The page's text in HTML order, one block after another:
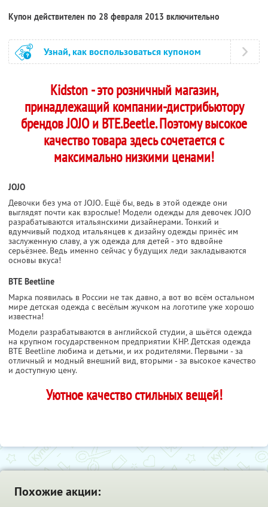
Купон действителен по 28 февраля 2013 включительно
Узнай, как воспользоваться купоном
Kidston - это розничный магазин,
принадлежащий компании-дистрибьютору
брендов JOJO и BTE.Beetle. Поэтому высокое
качество товара здесь сочетается с
максимально низкими ценами!
JOJO
Девочки без ума от JOJO. Ещё бы, ведь в этой одежде они
выглядят почти как взрослые! Модели одежды для девочек JOJO
разрабатываются итальянскими дизайнерами. Тонкий и
вдумчивый подход итальянцев к дизайну одежды принёс им
заслуженную славу, а уж одежда для детей - это вдвойне
серьёзнее. Ведь именно сейчас у будущих леди закладываются
основы вкуса!
BTE Beetline
Марка появилась в России не так давно, а вот во всём остальном
мире детская одежда с весёлым жучком на логотипе уже хорошо
известна!
Модели разрабатываются в английской студии, а шьётся одежда
на крупном государственном предприятии КНР. Детская одежда
BTE Beetline любима и детьми, и их родителями. Первыми - за
отличный и модный внешний вид, вторыми - за высокое качество
и доступную цену.
Уютное качество стильных вещей!
Похожие акции: